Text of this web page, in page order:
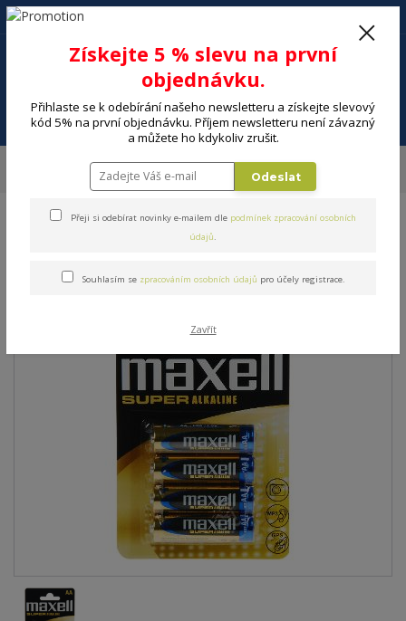
Menu
+420 602 494 600
Baterie MAXELL LR6
Získejte 5 % slevu na první
objednávku.
Přihlaste se k odebírání našeho newsletteru a získejte slevový
kód 5% na první objednávku. Příjem newsletteru není závazný
a můžete ho kdykoliv zrušit.
Odeslat
Přeji si odebírat novinky e-mailem dle podmínek zpracování osobních
údajů.
Souhlasím se zpracováním osobních údajů pro účely registrace.
Zavřít